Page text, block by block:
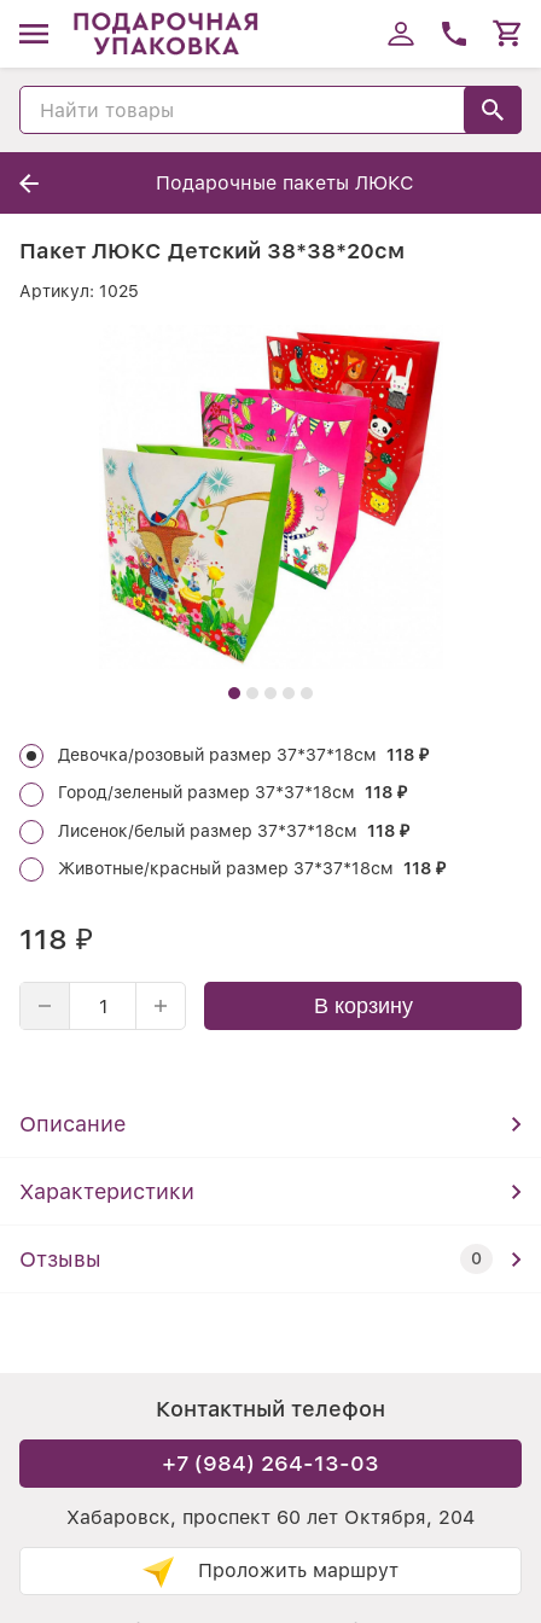
Подарочные пакеты ЛЮКС
Пакет ЛЮКС Детский 38*38*20см
Артикул: 1025
Девочка/розовый размер 37*37*18см 118 ₽
Город/зеленый размер 37*37*18см 118 ₽
Лисенок/белый размер 37*37*18см 118 ₽
Животные/красный размер 37*37*18см 118 ₽
118 ₽
В корзину
Описание
Характеристики
Отзывы 0
Контактный телефон
+7 (984) 264-13-03
Хабаровск, проспект 60 лет Октября, 204
Проложить маршрут